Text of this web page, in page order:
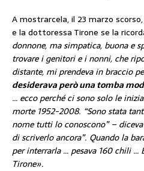
A mostrarcela, il 23 marzo
e la dottoressa Tirone se la
donnone, ma simpatica, buona e
trovare i genitori e i nonni, che
distante, mi prendeva in braccio
desiderava però una tomba
… ecco perché ci sono solo le
morte 1952-2008. “Sono stata
nome tutti lo conoscono” –
di scriverlo ancora”. Quando la
per interrarla … pesava 160 chili …
Tirone».